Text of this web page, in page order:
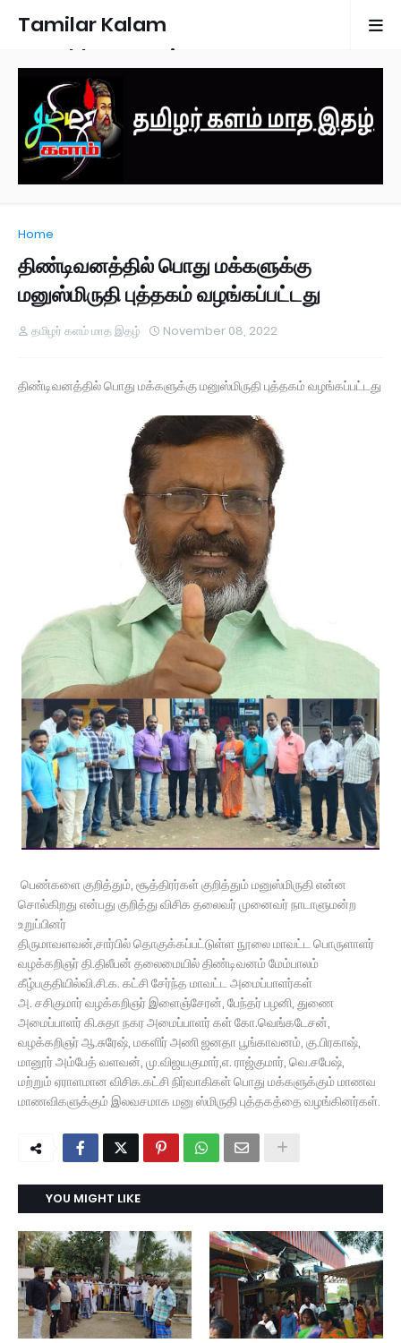
Tamilar Kalam
Monthly Magazine
Home
திண்டிவனத்தில் பொது மக்களுக்கு
மனுஸ்மிருதி புத்தகம் வழங்கப்பட்டது
தமிழர் களம் மாத இதழ் November 08, 2022
திண்டிவனத்தில் பொது மக்களுக்கு மனுஸ்மிருதி புத்தகம் வழங்கப்பட்டது
பெண்களை குறித்தும், சூத்திரர்கள் குறித்தும் மனுஸ்மிருதி என்ன
சொல்கிறது என்பது குறித்து விசிக தலைவர் முனைவர் நாடாளுமன்ற
உறுப்பினர்
திருமாவளவன்,சார்பில் தொகுக்கப்பட்டுள்ள நூலை மாவட்ட பொருளாளர்
வழக்கறிஞர் தி.திலீபன் தலைமையில் திண்டிவனம் மேம்பாலம்
கீழ்பகுதியில்வி.சி.க. கட்சி சேர்ந்த மாவட்ட அமைப்பாளர்கள்
அ. சசிகுமார் வழக்கறிஞர் இளைஞ்சேரன், பேந்தர் பழனி, துணை
அமைப்பாளர் கி.சுதா நகர அமைப்பாளர் கள் கோ.வெங்கடேசன்,
வழக்கறிஞர் ஆ.சுரேஷ், மகளிர் அணி ஜனதா பூங்காவனம், கு.பிரகாஷ்,
மானூர் அம்பேத் வளவன், மு.விஜயகுமார்,எ. ராஜ்குமார், வெ.சபேஷ்,
மற்றும் ஏராளமான விசிக.கட்சி நிர்வாகிகள் பொது மக்களுக்கும் மாணவ
மாணவிகளுக்கும் இலவசமாக மனு ஸ்மிருதி புத்தகத்தை வழங்கினர்கள்.
YOU MIGHT LIKE